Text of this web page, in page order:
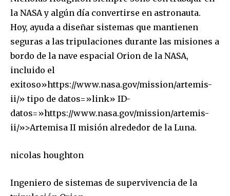
la NASA y algún día convertirse en astronauta.
Hoy, ayuda a diseñar sistemas que mantienen
seguras a las tripulaciones durante las misiones a
bordo de la nave espacial Orion de la NASA,
incluido el
exitoso»https://www.nasa.gov/mission/artemis-
ii/» tipo de datos=»link» ID-
datos=»https://www.nasa.gov/mission/artemis-
ii/»>Artemisa II misión alrededor de la Luna.
nicolas houghton
Ingeniero de sistemas de supervivencia de la